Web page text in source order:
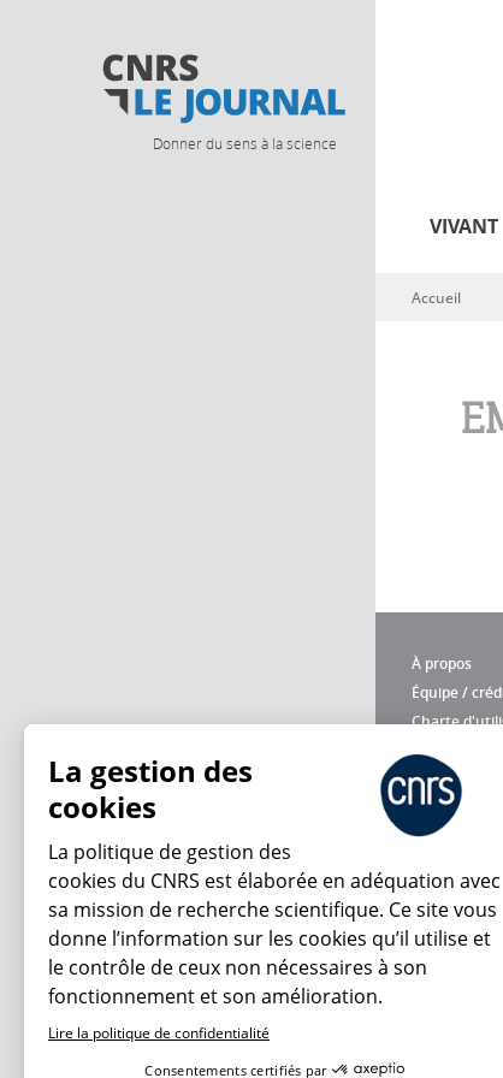
Donner du sens à la science
VIVANT
Vous êtes ici
Accueil
À propos
Équipe /
Charte
Données
©
La gestion des
cookies
La politique de gestion des
cookies du CNRS est élaborée en adéquation avec
sa mission de recherche scientifique. Ce site vous
donne l’information sur les cookies qu’il utilise et
le contrôle de ceux non nécessaires à son
fonctionnement et son amélioration.
Lire la politique de confidentialité
Consentements certifiés par